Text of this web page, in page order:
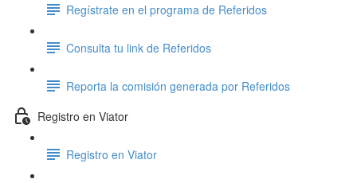
Regístrate en el programa de Referidos
Consulta tu link de Referidos
Reporta la comisión generada por Referidos
Registro en Viator
Registro en Viator